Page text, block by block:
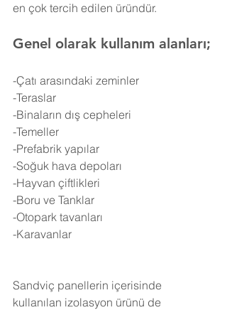
en çok tercih edilen üründür.
Genel olarak kullanım alanları;
-Çatı arasındaki zeminler
-Teraslar
-Binaların dış cepheleri
-Temeller
-Prefabrik yapılar
-Soğuk hava depoları
-Hayvan çiftlikleri
-Boru ve Tanklar
-Otopark tavanları
-Karavanlar
Sandviç panellerin içerisinde
kullanılan izolasyon ürünü de